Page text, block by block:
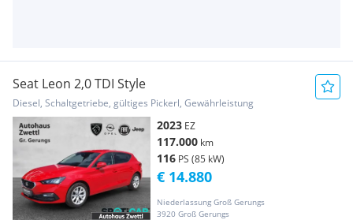
Seat Leon 2,0 TDI Style
Diesel, Schaltgetriebe, gültiges Pickerl, Gewährleistung
2023 EZ
117.000 km
116 PS (85 kW)
Niederlassung Groß Gerungs
3920 Groß Gerungs
€ 14.880